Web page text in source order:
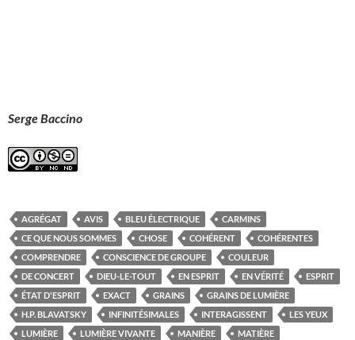
Serge Baccino
AGRÉGAT AVIS BLEU ÉLECTRIQUE
CARMINS
CE QUE NOUS SOMMES
CHOSE COHÉRENT
COHÉRENTES
COMPRENDRE
CONSCIENCE DE GROUPE
COULEUR
DE CONCERT
DIEU-LE-TOUT EN ESPRIT EN VÉRITÉ
ESPRIT
ÉTAT D'ESPRIT
EXACT GRAINS
GRAINS DE LUMIÈRE
H.P. BLAVATSKY
INFINITÉSIMALES INTERAGISSENT
LES YEUX
LUMIÈRE
LUMIÈRE VIVANTE MANIÈRE
MATIÈRE